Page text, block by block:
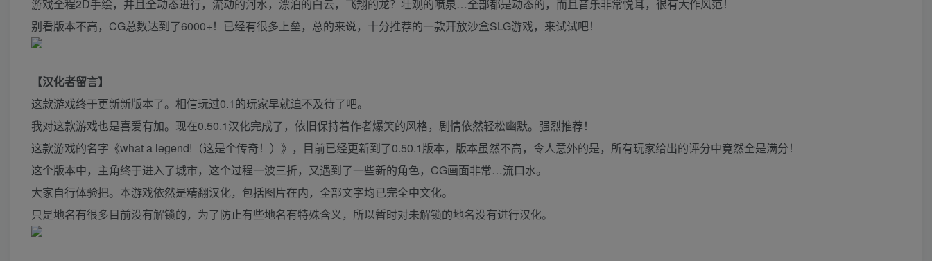
游戏全程2D手绘，并且全动态进行，流动的河水，漂泊的白云，飞翔的龙？壮观的喷泉…全部都是动态的，而且音乐非常悦耳，很有大作风范！
别看版本不高，CG总数达到了6000+！已经有很多上垒，总的来说，十分推荐的一款开放沙盒SLG游戏，来试试吧！
【汉化者留言】
这款游戏终于更新新版本了。相信玩过0.1的玩家早就迫不及待了吧。
我对这款游戏也是喜爱有加。现在0.50.1汉化完成了，依旧保持着作者爆笑的风格，剧情依然轻松幽默。强烈推荐！
这款游戏的名字《what a legend!（这是个传奇！）》，目前已经更新到了0.50.1版本，版本虽然不高，令人意外的是，所有玩家给出的评分中竟然全是满分！
这个版本中，主角终于进入了城市，这个过程一波三折，又遇到了一些新的角色，CG画面非常…流口水。
大家自行体验把。本游戏依然是精翻汉化，包括图片在内，全部文字均已完全中文化。
只是地名有很多目前没有解锁的，为了防止有些地名有特殊含义，所以暂时对未解锁的地名没有进行汉化。